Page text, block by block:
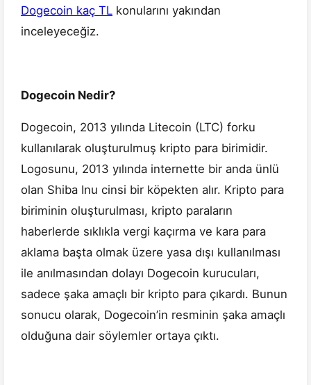
Dogecoin kaç TL konularını yakından
inceleyeceğiz.
Dogecoin Nedir?
Dogecoin, 2013 yılında Litecoin (LTC) forku
kullanılarak oluşturulmuş kripto para birimidir.
Logosunu, 2013 yılında internette bir anda ünlü
olan Shiba Inu cinsi bir köpekten alır. Kripto para
biriminin oluşturulması, kripto paraların
haberlerde sıklıkla vergi kaçırma ve kara para
aklama başta olmak üzere yasa dışı kullanılması
ile anılmasından dolayı Dogecoin kurucuları,
sadece şaka amaçlı bir kripto para çıkardı. Bunun
sonucu olarak, Dogecoin’in resminin şaka amaçlı
olduğuna dair söylemler ortaya çıktı.